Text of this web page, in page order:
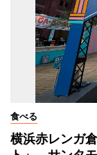
食べる
横浜赤レンガ